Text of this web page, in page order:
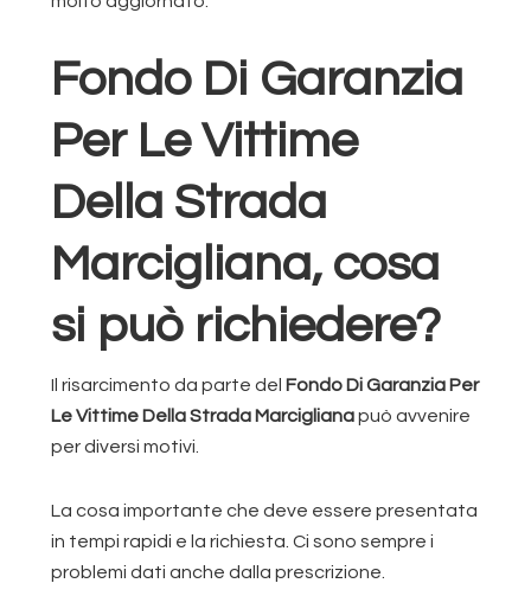
Fondo Di Garanzia
Per Le Vittime
Della Strada
Marcigliana, cosa
si può richiedere?
Il risarcimento da parte del Fondo Di Garanzia Per
Le Vittime Della Strada Marciglianapuò avvenire
per diversi motivi.
La cosa importante che deve essere presentata
in tempi rapidi e la richiesta. Ci sono sempre i
problemi dati anche dalla prescrizione.